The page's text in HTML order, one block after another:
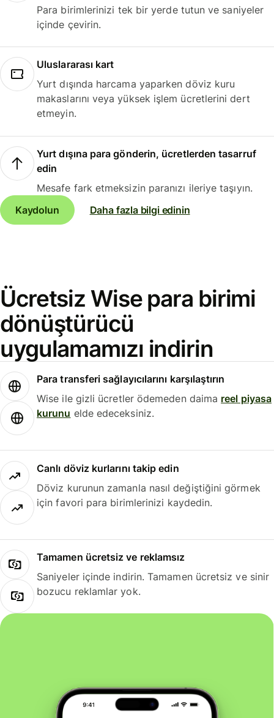
Para birimlerinizi tek bir yerde tutun ve saniyeler
içinde çevirin.
Uluslararası kart
Yurt dışında harcama yaparken döviz kuru
makaslarını veya yüksek işlem ücretlerini dert
etmeyin.
Yurt dışına para gönderin, ücretlerden tasarruf
edin
Mesafe fark etmeksizin paranızı ileriye taşıyın.
Kaydolun
Daha fazla bilgi edinin
Ücretsiz Wise para birimi
dönüştürücü
uygulamamızı indirin
Para transferi sağlayıcılarını karşılaştırın
Wise ile gizli ücretler ödemeden daima reel piyasa
kurunu elde edeceksiniz.
Canlı döviz kurlarını takip edin
Döviz kurunun zamanla nasıl değiştiğini görmek
için favori para birimlerinizi kaydedin.
Tamamen ücretsiz ve reklamsız
Saniyeler içinde indirin. Tamamen ücretsiz ve sinir
bozucu reklamlar yok.